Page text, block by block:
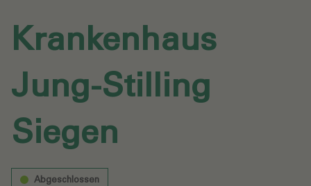
Krankenhaus
Jung-Stilling
Siegen‎
Abgeschlossen